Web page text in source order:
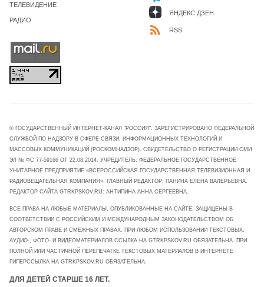
ТЕЛЕВИДЕНИЕ
РАДИО
ЯНДЕКС ДЗЕН
RSS
© ГОСУДАРСТВЕННЫЙ ИНТЕРНЕТ-КАНАЛ "РОССИЯ". ЗАРЕГИСТРИРОВАНО ФЕДЕРАЛЬНОЙ
СЛУЖБОЙ ПО НАДЗОРУ В СФЕРЕ СВЯЗИ, ИНФОРМАЦИОННЫХ ТЕХНОЛОГИЙ И
МАССОВЫХ КОММУНИКАЦИЙ (РОСКОМНАДЗОР). СВИДЕТЕЛЬСТВО О РЕГИСТРАЦИИ СМИ
ЭЛ № ФС 77-59166 ОТ 22.08.2014. УЧРЕДИТЕЛЬ: ФЕДЕРАЛЬНОЕ ГОСУДАРСТВЕННОЕ
УНИТАРНОЕ ПРЕДПРИЯТИЕ «ВСЕРОССИЙСКАЯ ГОСУДАРСТВЕННАЯ ТЕЛЕВИЗИОННАЯ И
РАДИОВЕЩАТЕЛЬНАЯ КОМПАНИЯ». ГЛАВНЫЙ РЕДАКТОР: ПАНИНА ЕЛЕНА ВАЛЕРЬЕВНА.
РЕДАКТОР САЙТА GTRKPSKOV.RU: АНТИПИНА АННА СЕРГЕЕВНА.
ВСЕ ПРАВА НА ЛЮБЫЕ МАТЕРИАЛЫ, ОПУБЛИКОВАННЫЕ НА САЙТЕ, ЗАЩИЩЕНЫ В
СООТВЕТСТВИИ С РОССИЙСКИМ И МЕЖДУНАРОДНЫМ ЗАКОНОДАТЕЛЬСТВОМ ОБ
АВТОРСКОМ ПРАВЕ И СМЕЖНЫХ ПРАВАХ. ПРИ ЛЮБОМ ИСПОЛЬЗОВАНИИ ТЕКСТОВЫХ,
АУДИО-, ФОТО- И ВИДЕОМАТЕРИАЛОВ ССЫЛКА НА GTRKPSKOV.RU ОБЯЗАТЕЛЬНА. ПРИ
ПОЛНОЙ ИЛИ ЧАСТИЧНОЙ ПЕРЕПЕЧАТКЕ ТЕКСТОВЫХ МАТЕРИАЛОВ В ИНТЕРНЕТЕ
ГИПЕРССЫЛКА НА GTRKPSKOV.RU ОБЯЗАТЕЛЬНА.
ДЛЯ ДЕТЕЙ СТАРШЕ 16 ЛЕТ.